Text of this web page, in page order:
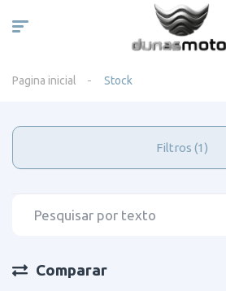
Pagina inicial Stock
Filtros (1)
Comparar